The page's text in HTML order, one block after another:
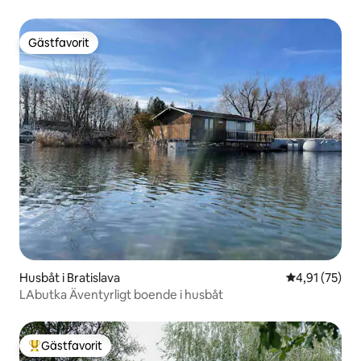
Gästfavorit
Gästfavorit
Husbåt i Bratislava 4,91 av 5 i
4,91 (75)
LAbutka Äventyrligt boende i husbåt
Populär gästfavorit
Gästfavorit